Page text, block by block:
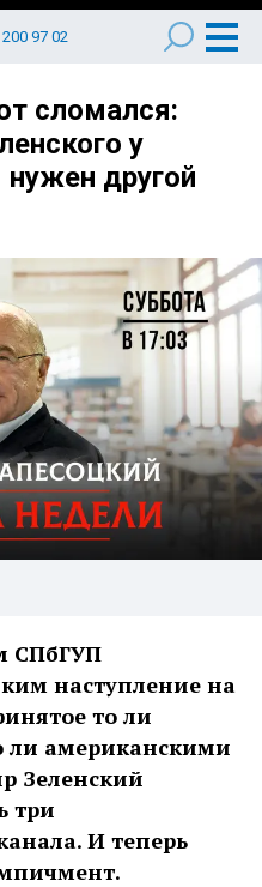
97 02
сломался:
у
другой
СПбГУП
наступление на
то ли
ли американскими
Зеленский
три
И теперь